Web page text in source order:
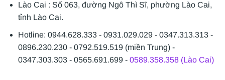
Lào Cai : Số 063, đường Ngô Thì Sĩ, phường Lào Cai,
tỉnh Lào Cai.
Hotline: 0944.628.333 - 0931.029.029 - 0347.313.313 -
0896.230.230 - 0792.519.519 (miền Trung) -
0347.303.303 - 0565.691.699 - 0589.358.358 (Lào Cai)